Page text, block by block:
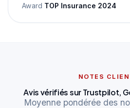
Award TOP Insurance 2024
NOTES
Avis vérifiés sur Trustpilot,
Moyenne pondérée des